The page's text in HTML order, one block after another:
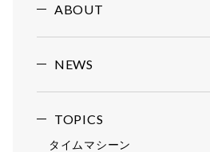
ABOUT
NEWS
TOPICS
タイムマシーン